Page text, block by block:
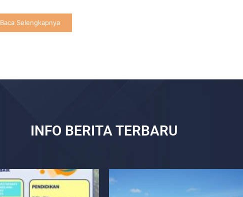
Baca Selengkapnya
INFO BERITA TERBARU